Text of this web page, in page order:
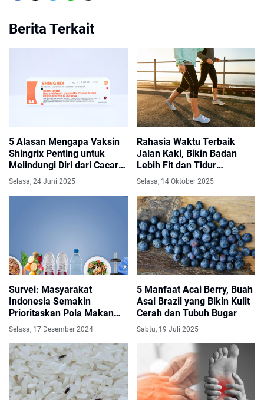
Berita Terkait
5 Alasan Mengapa Vaksin
Shingrix Penting untuk
Melindungi Diri dari Cacar
Api
Selasa, 24 Juni 2025
Rahasia Waktu Terbaik
Jalan Kaki, Bikin Badan
Lebih Fit dan Tidur
Nyenyak!
Selasa, 14 Oktober 2025
Survei: Masyarakat
Indonesia Semakin
Prioritaskan Pola Makan
Sehat
Selasa, 17 Desember 2024
5 Manfaat Acai Berry, Buah
Asal Brazil yang Bikin Kulit
Cerah dan Tubuh Bugar
Sabtu, 19 Juli 2025